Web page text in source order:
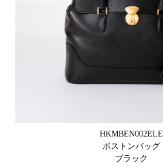
HKMBEN002ELE
ボストンバッグ
ブラック